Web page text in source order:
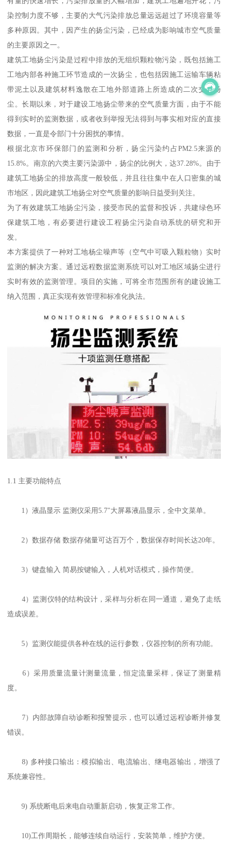
染控制力度不够，主要的大气污染排放总量远远超过了环境容量等
多种原因。其中，因产生的扬尘污染，已经成为影响城市空气质量
的主要原因之一。
建筑工地扬尘污染是过程中排放的无组织颗粒物污染，既包括施工
工地内部各种施工环节造成的一次扬尘，也包括因施工运输车辆粘
带泥土以及建筑材料逸散在工地外部道路上所造成的二次交通扬
尘。长期以来，对于建设工地扬尘带来的空气质量方面，由于不能
得到实时的监测数据，或者收到举报无法得到与事实相对应的直接
数据，一直是令部门十分困扰的事情。
根据北京市环保部门的监测和分析，扬尘污染约占PM2.5来源的
15.8%。南京的六类主要污染源中，扬尘的比例大，达37.28%。由于
建筑工地扬尘的排放高度一般较低，并且往往集中在人口密集的城
市地区，因此建筑工地扬尘对空气质量的影响日益受到关注。
为了有效建筑工地扬尘污染，接受市民的监督和投诉，共建绿色环
保建筑工地，有必要进行建设工程扬尘污染自动系统的研究和开
发。
本方案提供了一种对工地杨尘噪声等（空气中可吸入颗粒物）实时
监测的解决方案。通过远程数据监测系统可以对工地区域扬尘进行
实时有效的监测管理。项目的实施，可将全市范围所有的建设施工
纳入范围，真正实现有效管理和标准化执法。
1.1 主要功能特点
1）液晶显示 监测仪采用5.7"大屏幕液晶显示，全中文菜单。
2）数据存储 数据存储量可达百万个，数据保存时间长达20年。
3）键盘输入 简易按键输入，人机对话模式，操作简便。
4）监测仪特的结构设计，采样与分析在同一通道，避免了走纸
造成误差。
5）监测仪能提供各种在线的运行参数，仪器控制的所有功能。
6）采用质量流量计测量流量，恒定流量采样，保证了测量精
度。
7）内部故障自动诊断和报警提示，也可以通过远程诊断并修复
错误。
8) 多种接口输出：模拟输出、电流输出、继电器输出，增强了
系统兼容性。
9) 系统断电后来电自动重新启动，恢复正常工作。
10)工作周期长，能够连续自动运行，安装简单，维护方便。